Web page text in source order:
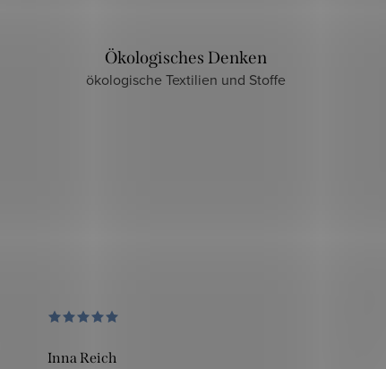
Ökologisches Denken
ökologische Textilien und Stoffe
Inna Reich